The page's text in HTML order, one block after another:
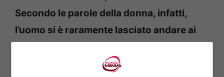
Secondo le parole della donna, infatti,
l’uomo si è raramente lasciato andare ai